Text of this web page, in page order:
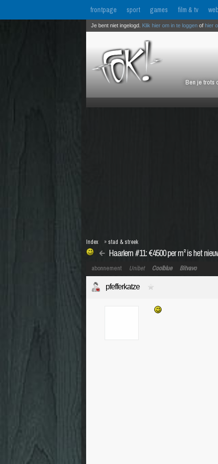
frontpage sport games film & tv
Ben je trots
Je bent niet ingelogd. Klik hier om in te loggen of hier
Haarlem #11: €4500 per m² is het
Index » stad & streek
abonnement Unibet Coolblue Bitvavo
pfefferkatze